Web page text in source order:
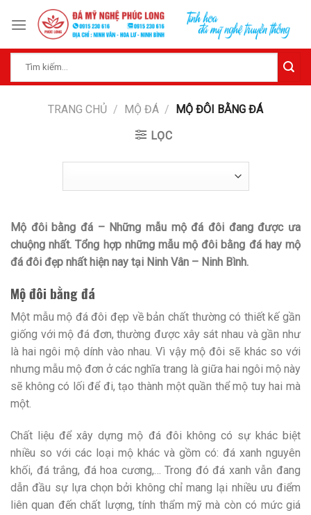
kiếm:
TRANG CHỦ / MỘ ĐÁ / MỘ ĐÔI BẰNG ĐÁ
LỌC
Mộ đôi bằng đá – Những mẫu mộ đá đôi đang được ưa
chuộng nhất. Tổng hợp những mẫu mộ đôi bằng đá hay mộ
đá đôi đẹp nhất hiện nay tại Ninh Vân – Ninh Bình.
Mộ đôi bằng đá
Một mẫu mộ đá đôi đẹp về bản chất thường có thiết kế gần
giống với mộ đá đơn, thường được xây sát nhau và gần như
là hai ngôi mộ dính vào nhau. Vì vậy mộ đôi sẽ khác so với
nhưng mẫu mộ đơn ở các nghĩa trang là giữa hai ngôi mộ này
sẽ không có lối để đi, tạo thành một quần thể mộ tuy hai mà
một.
Chất liệu để xây dựng mộ đá đôi không có sự khác biệt
nhiều so với các loại mộ khác và gồm có: đá xanh nguyên
khối, đá trắng, đá hoa cương,… Trong đó đá xanh vẫn đang
dẫn đầu sự lựa chọn bởi không chỉ mang lại nhiều ưu điểm
liên quan đến chất lượng, tính thẩm mỹ mà còn có mức giá